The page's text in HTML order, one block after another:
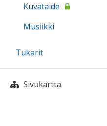
Kuvataide
Musiikki
Tukarit
Sivukartta